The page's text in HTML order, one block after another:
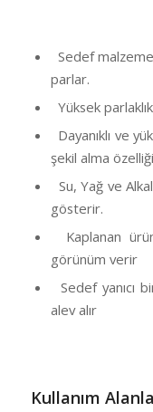
Sedef
parlar.
Yüksek
Dayanıklı ve
şekil alma
Su, Yağ ve
gösterir.
Kaplanan
görünüm verir
Sedef yanıcı
alev alır
Kullanım